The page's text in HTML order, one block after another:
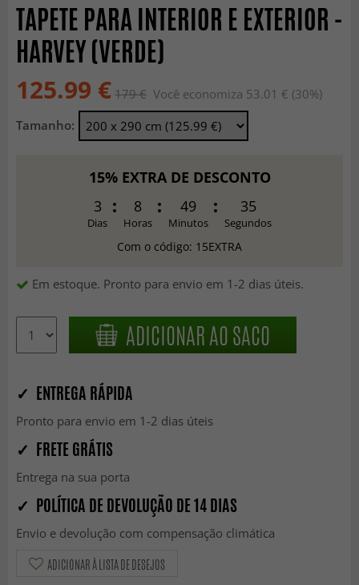
TAPETE PARA INTERIOR E EXTERIOR -
HARVEY (VERDE)
125.99 € 179 € Você economiza 53.01 € (30%)
Tamanho:
15% EXTRA DE DESCONTO
3
Dias
8
Horas
49
Minutos
33
Segundos
Com o código: 15EXTRA
Em estoque. Pronto para envio em 1-2 dias úteis.
ADICIONAR AO SACO
✓ ENTREGA RÁPIDA
Pronto para envio em 1-2 dias úteis
✓ FRETE GRÁTIS
Entrega na sua porta
✓ POLÍTICA DE DEVOLUÇÃO DE 14 DIAS
Envio e devolução com compensação climática
ADICIONAR À LISTA DE DESEJOS